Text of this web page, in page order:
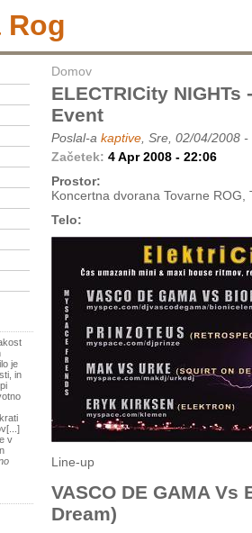
Rog
je
in
v
Domov
ELECTRICity
Event
Poslal-a kaptive , Sre, 02/04/2008
Začetek: 4 Apr 2008 - 22:06
Prostor:
Koncertna dvorana Tovarne ROG,
Telo:
Line-up
VASCO DE GAMA
Dream)